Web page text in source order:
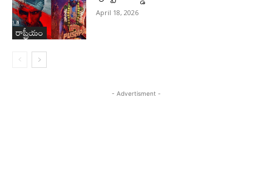
రాష్ట్రీయం
April 18, 2026
- Advertisment -